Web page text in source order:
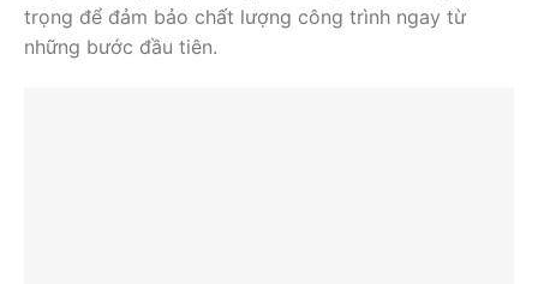
trọng để đảm bảo chất lượng công trình ngay từ
những bước đầu tiên.